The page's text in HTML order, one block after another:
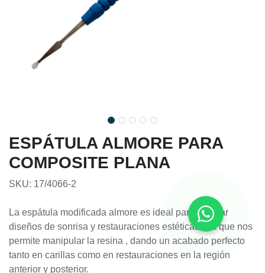
ESPÁTULA ALMORE PARA
COMPOSITE PLANA
SKU: 17/4066-2
La espátula modificada almore es ideal para realizar
diseños de sonrisa y restauraciones estéticas , ya que nos
permite manipular la resina , dando un acabado perfecto
tanto en carillas como en restauraciones en la región
anterior y posterior.